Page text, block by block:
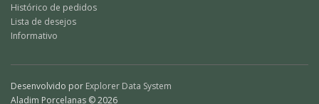
Histórico de pedidos
Lista de desejos
Informativo
Desenvolvido por Explorer Data System
Aladim Porcelanas © 2026